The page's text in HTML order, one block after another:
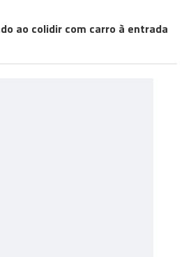
ao colidir com carro à entrada